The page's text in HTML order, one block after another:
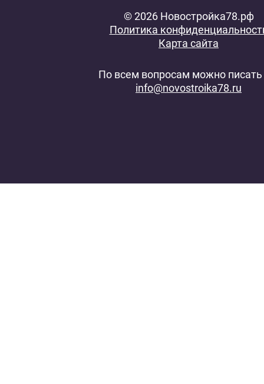
© 2026 Новостройка78.рф
Политика
Карта сайта
По всем вопросам можно писать
info@novostroika78.ru